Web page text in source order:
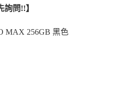
詢問!!】
MAX 256GB 黑色